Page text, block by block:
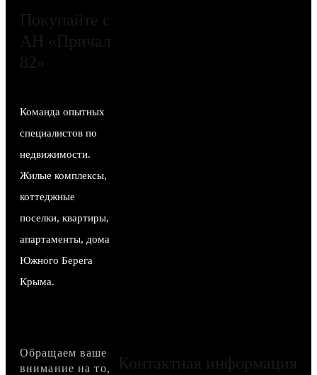
Покупайте с
АН «Причал
82»
Команда опытных
специалистов по
недвижимости.
Жилые комплексы,
коттеджные
поселки, квартиры,
апартаменты, дома
Южного Берега
Крыма.
Контактная информация
Обращаем ваше
внимание на то,